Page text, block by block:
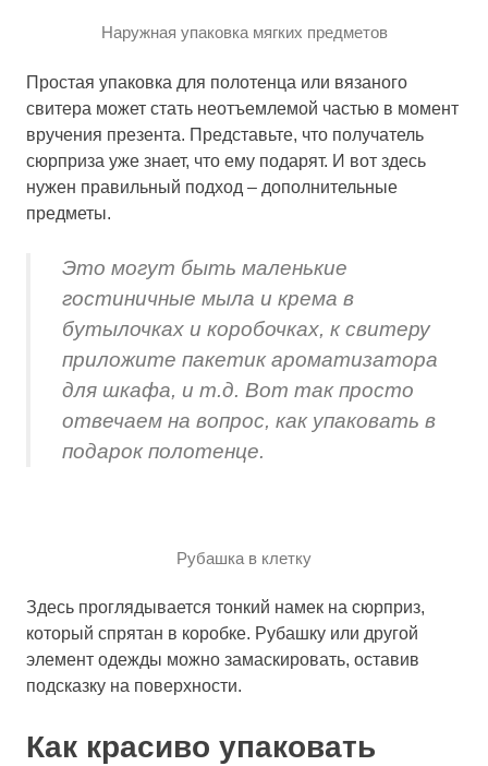
Наружная упаковка мягких предметов
Простая упаковка для полотенца или вязаного
свитера может стать неотъемлемой частью в момент
вручения презента. Представьте, что получатель
сюрприза уже знает, что ему подарят. И вот здесь
нужен правильный подход – дополнительные
предметы.
Это могут быть маленькие
гостиничные мыла и крема в
бутылочках и коробочках, к свитеру
приложите пакетик ароматизатора
для шкафа, и т.д. Вот так просто
отвечаем на вопрос, как упаковать в
подарок полотенце.
Рубашка в клетку
Здесь проглядывается тонкий намек на сюрприз,
который спрятан в коробке. Рубашку или другой
элемент одежды можно замаскировать, оставив
подсказку на поверхности.
Как красиво упаковать